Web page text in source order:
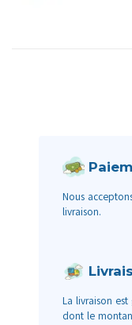
Nous
livraison.
La livraison
dont le